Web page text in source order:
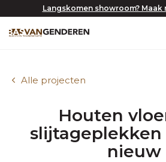
Langskomen showroom? Maak
Alle projecten
Houten
slijtageplekken
nieuw